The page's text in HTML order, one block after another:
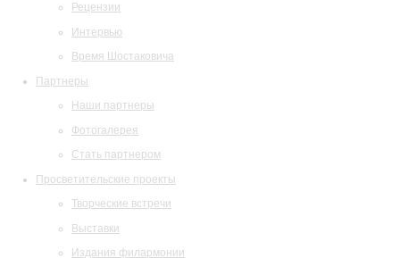
Рецензии
Интервью
Время Шостаковича
Партнеры
Наши партнеры
Фотогалерея
Стать партнером
Просветительские проекты
Творческие встречи
Выставки
Издания филармонии